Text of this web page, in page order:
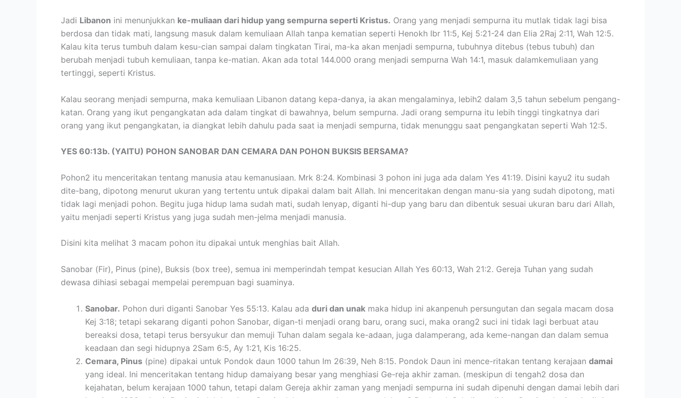
Jadi Libanon ini menunjukkan ke-muliaan dari hidup yang sempurna seperti Kristus. Orang yang menjadi sempurna itu mutlak tidak lagi bisa
berdosa dan tidak mati, langsung masuk dalam kemuliaan Allah tanpa kematian seperti Henokh Ibr 11:5, Kej 5:21-24 dan Elia 2Raj 2:11, Wah 12:5.
Kalau kita terus tumbuh dalam kesu-cian sampai dalam tingkatan Tirai, ma-ka akan menjadi sempurna, tubuhnya ditebus (tebus tubuh) dan
berubah menjadi tubuh kemuliaan, tanpa ke-matian. Akan ada total 144.000 orang menjadi sempurna Wah 14:1, masuk dalamkemuliaan yang
tertinggi, seperti Kristus.
Kalau seorang menjadi sempurna, maka kemuliaan Libanon datang kepa-danya, ia akan mengalaminya, lebih2 dalam 3,5 tahun sebelum pengang-
katan. Orang yang ikut pengangkatan ada dalam tingkat di bawahnya, belum sempurna. Jadi orang sempurna itu lebih tinggi tingkatnya dari
orang yang ikut pengangkatan, ia diangkat lebih dahulu pada saat ia menjadi sempurna, tidak menunggu saat pengangkatan seperti Wah 12:5.
YES 60:13b. (YAITU) POHON SANOBAR DAN CEMARA DAN POHON BUKSIS BERSAMA?
Pohon2 itu menceritakan tentang manusia atau kemanusiaan. Mrk 8:24. Kombinasi 3 pohon ini juga ada dalam Yes 41:19. Disini kayu2 itu sudah
dite-bang, dipotong menurut ukuran yang tertentu untuk dipakai dalam bait Allah. Ini menceritakan dengan manu-sia yang sudah dipotong, mati
tidak lagi menjadi pohon. Begitu juga hidup lama sudah mati, sudah lenyap, diganti hi-dup yang baru dan dibentuk sesuai ukuran baru dari Allah,
yaitu menjadi seperti Kristus yang juga sudah men-jelma menjadi manusia.
Disini kita melihat 3 macam pohon itu dipakai untuk menghias bait Allah.
Sanobar (Fir), Pinus (pine), Buksis (box tree), semua ini memperindah tempat kesucian Allah Yes 60:13, Wah 21:2. Gereja Tuhan yang sudah
dewasa dihiasi sebagai mempelai perempuan bagi suaminya.
Sanobar. Pohon duri diganti Sanobar Yes 55:13. Kalau ada duri dan unak maka hidup ini akanpenuh persungutan dan segala macam dosa
Kej 3:18; tetapi sekarang diganti pohon Sanobar, digan-ti menjadi orang baru, orang suci, maka orang2 suci ini tidak lagi berbuat atau
bereaksi dosa, tetapi terus bersyukur dan memuji Tuhan dalam segala ke-adaan, juga dalamperang, ada keme-nangan dan dalam semua
keadaan dan segi hidupnya 2Sam 6:5, Ay 1:21, Kis 16:25.
Cemara, Pinus (pine) dipakai untuk Pondok daun 1000 tahun Im 26:39, Neh 8:15. Pondok Daun ini mence-ritakan tentang kerajaan damai
yang ideal. Ini menceritakan tentang hidup damaiyang besar yang menghiasi Ge-reja akhir zaman. (meskipun di tengah2 dosa dan
kejahatan, belum kerajaan 1000 tahun, tetapi dalam Gereja akhir zaman yang menjadi sempurna ini sudah dipenuhi dengan damai lebih dari